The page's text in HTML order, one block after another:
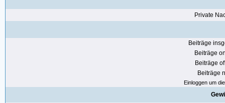
Private
Beiträge
Beiträge
Beiträge
Beiträge
Einloggen um